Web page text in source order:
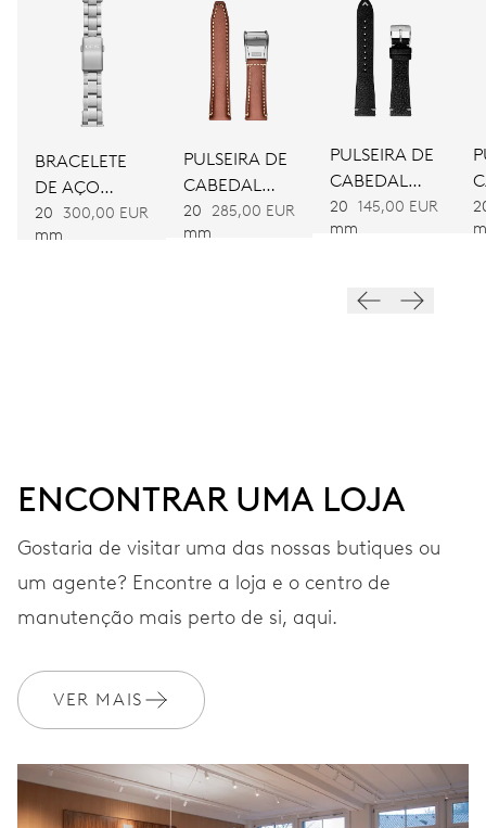
DIMENSÕES
Ø 25.60 mm, 11 1/2’’’
Automático
VIBRAÇÕES
BRACELETE Pele
EXTRAS
Luxuoso estojo e
certificado
GARANTIA
Adira ao MyOris e obtenha uma extensão gratuita da sua
garantia para 3 anos
BRACELETE
DE AÇO
INOXIDÁVEL
20
mm
300,00 EUR
PULSEIRA DE
CABEDAL
CASTANHA
20
mm
285,00 EUR
PULSEIRA DE
CABEDAL
PRETA
20
mm
145,00 EUR
ENCONTRAR UMA LOJA
Gostaria de visitar uma das nossas butiques ou
um agente? Encontre a loja e o centro de
manutenção mais perto de si, aqui.
VER MAIS